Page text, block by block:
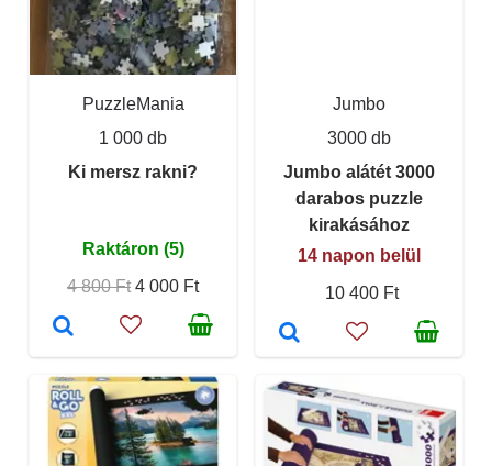
PuzzleMania
1 000 db
Ki mersz rakni?
Raktáron (5)
4 800 Ft 4 000 Ft
Jumbo
3000 db
Jumbo alátét 3000
darabos puzzle
kirakásához
14 napon belül
10 400 Ft